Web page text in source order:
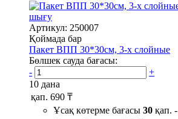
шығу
Артикул: 250007
Қоймада бар
Пакет ВПП 30*30см, 3-х слойные
Бөлшек сауда бағасы:
-
+
10 дана
қап. 690 ₸
Ұсақ көтерме бағасы 30 қап. -